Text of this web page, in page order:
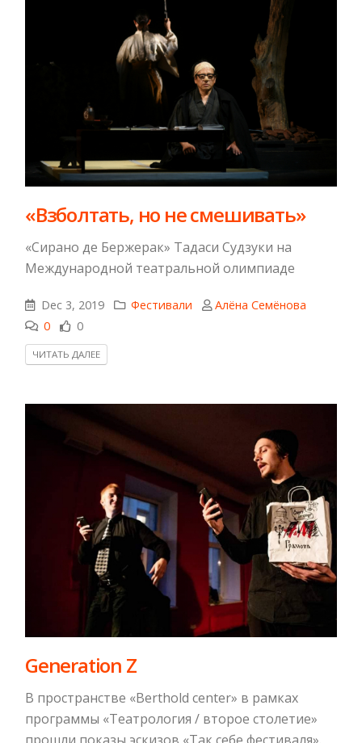
«Взболтать, но не смешивать»
«Сирано де Бержерак» Тадаси Судзуки на
Международной театральной олимпиаде
Dec 3, 2019 Фестивали
Алёна Семёнова
0
0
ЧИТАТЬ ДАЛЕЕ
Generation Z
В пространстве «Bеrthold center» в рамках
программы «Театрология / второе столетие»